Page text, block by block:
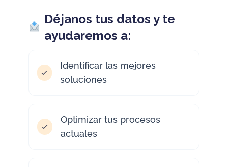
Déjanos tus datos y te
ayudaremos a:
Identificar las mejores
soluciones
Optimizar tus procesos
actuales